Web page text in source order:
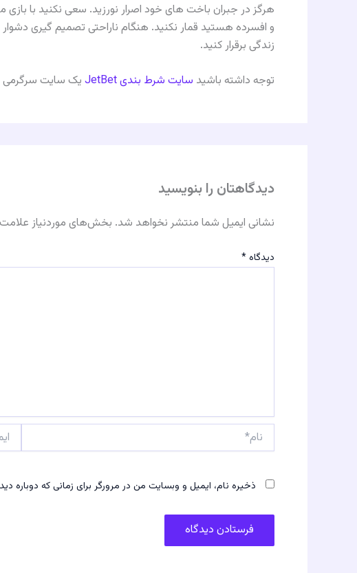
هرگز در جبران باخت هاى خود اصرار نورزيد. سعى نكنيد با
و افسرده هستيد قمار نكنيد. هنگام ناراحتى تصميم گيرى
زندگى برقرار كنيد.
توجه داشته باشید سایت شرط بندی JetBet یک سایت سرگرمی
دیدگاهتان را بنویسید
نشانی ایمیل شما منتشر نخواهد شد. بخش‌های موردنیاز
دیدگاه*
ایمیل*
ذخیره نام، ایمیل و وبسایت من در مرورگر برای زمانی که دوباره